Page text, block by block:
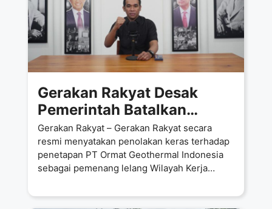
Gerakan Rakyat Desak
Pemerintah Batalkan
Kemenangan Perusahaan
Terafiliasi Israel di Proyek
Geothermal Telaga Ranu
Gerakan Rakyat – Gerakan Rakyat secara
resmi menyatakan penolakan keras terhadap
penetapan PT Ormat Geothermal Indonesia
sebagai pemenang lelang Wilayah Kerja